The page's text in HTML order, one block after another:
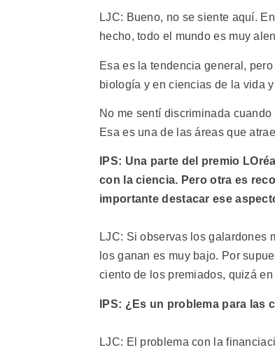
LJC: Bueno, no se siente aquí.
hecho, todo el mundo es muy
Esa es la tendencia general,
biología y en ciencias de la vida
No me sentí discriminada
Esa es una de las áreas que
IPS: Una parte del premio
con la ciencia. Pero otra es
importante destacar ese
LJC: Si observas los galardones
los ganan es muy bajo. Por
ciento de los premiados, quizá
IPS: ¿Es un problema para
LJC: El problema con la